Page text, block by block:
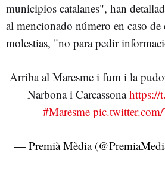
municipios catalanes", han
al mencionado número en caso de
molestias, "no para pedir
Arriba al Maresme i fum i la
Narbona i Carcassonahttps://
#Maresme
— Premià Mèdia